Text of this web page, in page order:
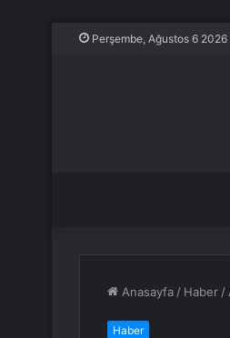
Perşembe, Ağustos 6 2026
Anasayfa / Haber /
Haber